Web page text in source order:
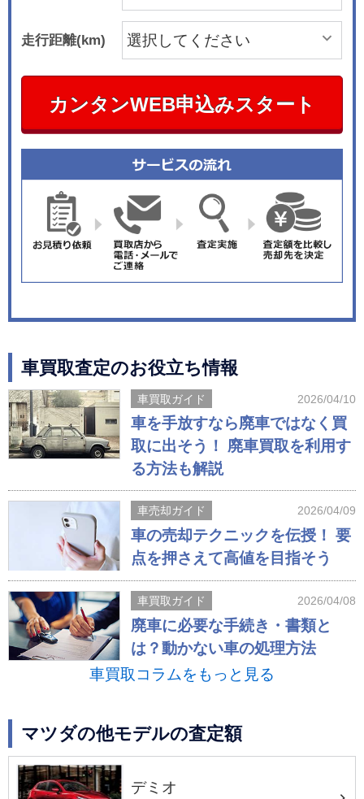
走行距離(km)
カンタンWEB申込みスタート
車買取査定のお役立ち情報
車買取ガイド 2026/04/10
車を手放すなら廃車ではなく買
取に出そう！ 廃車買取を利用す
る方法も解説
車売却ガイド 2026/04/09
車の売却テクニックを伝授！ 要
点を押さえて高値を目指そう
車買取ガイド 2026/04/08
廃車に必要な手続き・書類と
は？動かない車の処理方法
車買取コラムをもっと見る
マツダの他モデルの査定額
デミオ